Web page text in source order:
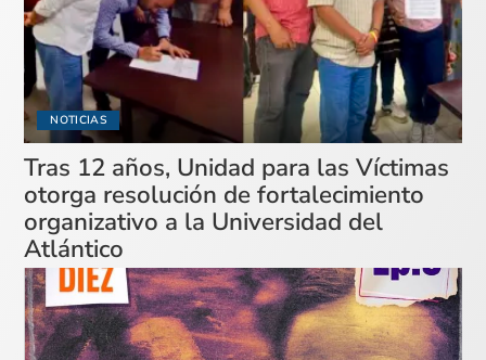
NOTICIAS
Tras 12 años, Unidad para las Víctimas
otorga resolución de fortalecimiento
organizativo a la Universidad del
Atlántico